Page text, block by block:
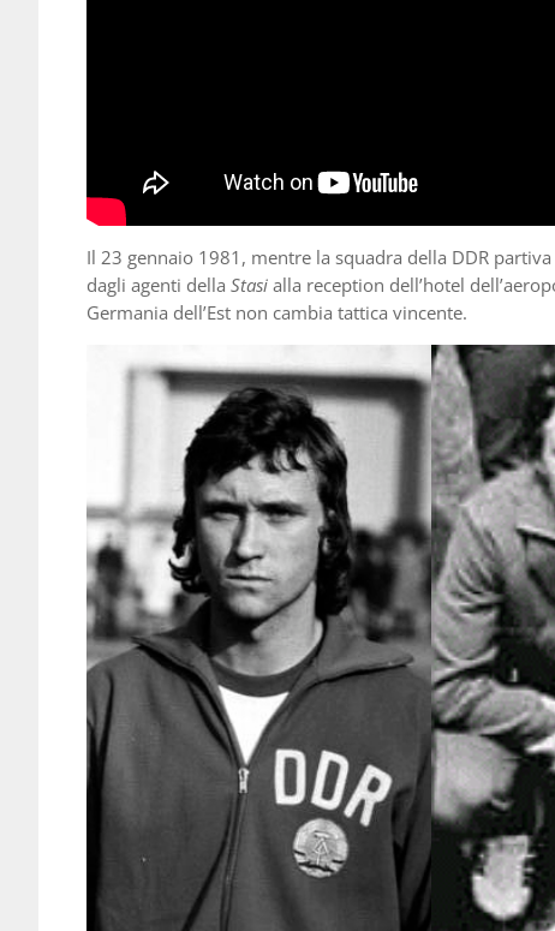
Il 23 gennaio 1981, mentre la squadra della DDR
dagli agenti della Stasi alla reception dell’hotel
Germania dell’Est non cambia tattica vincente.